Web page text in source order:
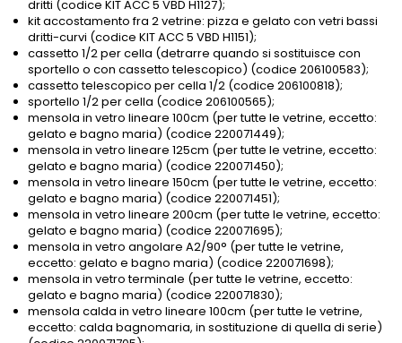
dritti (codice KIT ACC 5 VBD H1127);
kit accostamento fra 2 vetrine: pizza e gelato con vetri bassi
dritti-curvi (codice KIT ACC 5 VBD H1151);
cassetto 1/2 per cella (detrarre quando si sostituisce con
sportello o con cassetto telescopico) (codice 206100583);
cassetto telescopico per cella 1/2 (codice 206100818);
sportello 1/2 per cella (codice 206100565);
mensola in vetro lineare 100cm (per tutte le vetrine, eccetto:
gelato e bagno maria) (codice 220071449);
mensola in vetro lineare 125cm (per tutte le vetrine, eccetto:
gelato e bagno maria) (codice 220071450);
mensola in vetro lineare 150cm (per tutte le vetrine, eccetto:
gelato e bagno maria) (codice 220071451);
mensola in vetro lineare 200cm (per tutte le vetrine, eccetto:
gelato e bagno maria) (codice 220071695);
mensola in vetro angolare A2/90° (per tutte le vetrine,
eccetto: gelato e bagno maria) (codice 220071698);
mensola in vetro terminale (per tutte le vetrine, eccetto:
gelato e bagno maria) (codice 220071830);
mensola calda in vetro lineare 100cm (per tutte le vetrine,
eccetto: calda bagnomaria, in sostituzione di quella di serie)